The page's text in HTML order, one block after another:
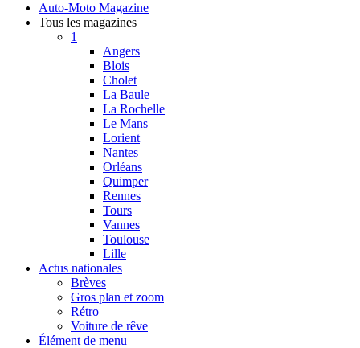
Auto-Moto Magazine
Tous les magazines
1
Angers
Blois
Cholet
La Baule
La Rochelle
Le Mans
Lorient
Nantes
Orléans
Quimper
Rennes
Tours
Vannes
Toulouse
Lille
Actus nationales
Brèves
Gros plan et zoom
Rétro
Voiture de rêve
Élément de menu